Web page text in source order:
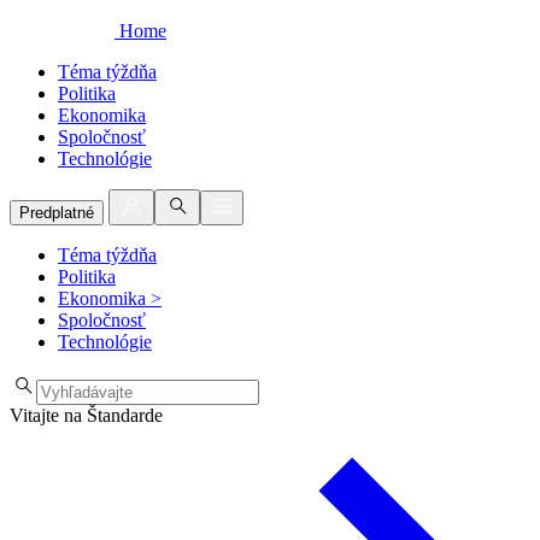
Home
Téma týždňa
Politika
Ekonomika
Spoločnosť
Technológie
Predplatné
Téma týždňa
Politika
Ekonomika >
Spoločnosť
Technológie
Vitajte na Štandarde